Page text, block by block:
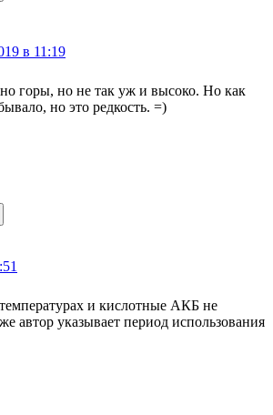
в 11:19
горы, но не так уж и высоко. Но как
но это редкость. =)
и кислотные АКБ не
автор указывает период использования